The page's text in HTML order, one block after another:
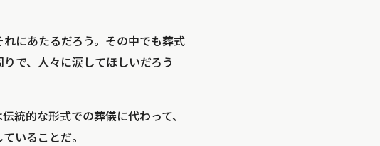
にあたるだろう。その中でも葬式
で、人々に涙してほしいだろう
統的な形式での葬儀に代わって、
いることだ。